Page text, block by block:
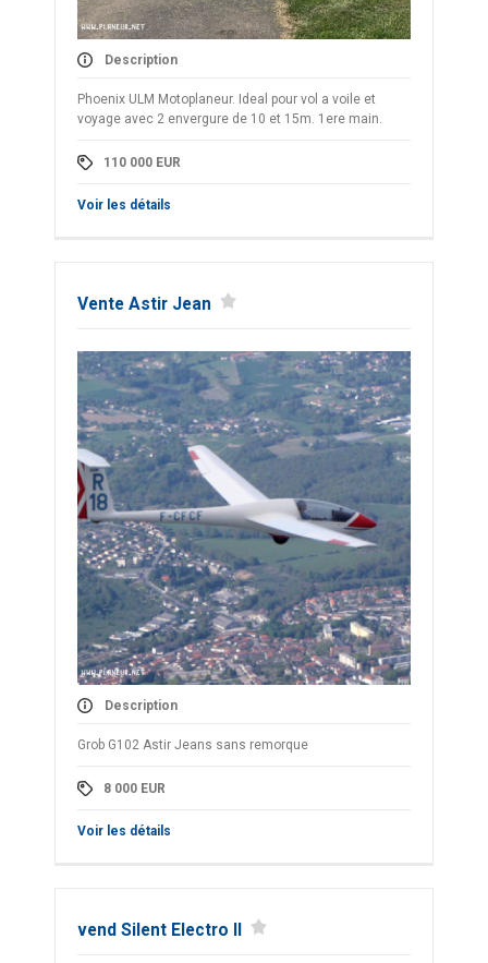
Description
Phoenix ULM Motoplaneur. Ideal pour vol a voile et
voyage avec 2 envergure de 10 et 15m. 1ere main.
110 000 EUR
Voir les détails
Vente Astir Jean
Description
Grob G102 Astir Jeans sans remorque
8 000 EUR
Voir les détails
vend Silent Electro ll